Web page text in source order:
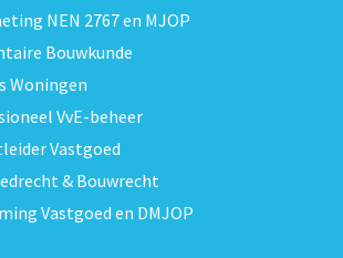
NEN 2767 en MJOP
Bouwkunde
Woningen
VvE-beheer
Vastgoed
& Bouwrecht
Vastgoed en DMJOP